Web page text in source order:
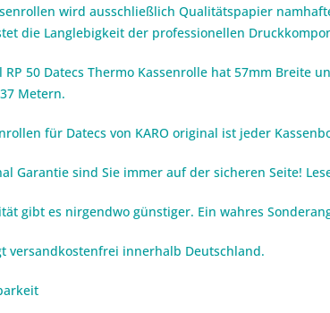
wird ausschließlich Qualitätspapier
die Langlebigkeit der professionellen
RP 50 Datecs Thermo Kassenrolle hat 57mm
Metern.
für Datecs von KARO original ist jeder
Garantie sind Sie immer auf der sicheren Seite!
gibt es nirgendwo günstiger. Ein wahres
versandkostenfrei innerhalb Deutschland.